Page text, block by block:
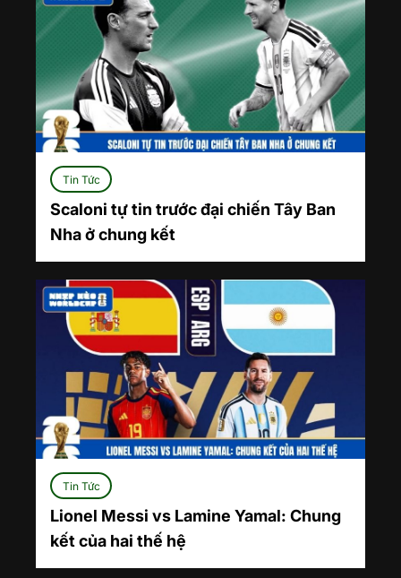
Tin Tức
Scaloni tự tin trước đại chiến Tây Ban
Nha ở chung kết
Tin Tức
Lionel Messi vs Lamine Yamal: Chung
kết của hai thế hệ